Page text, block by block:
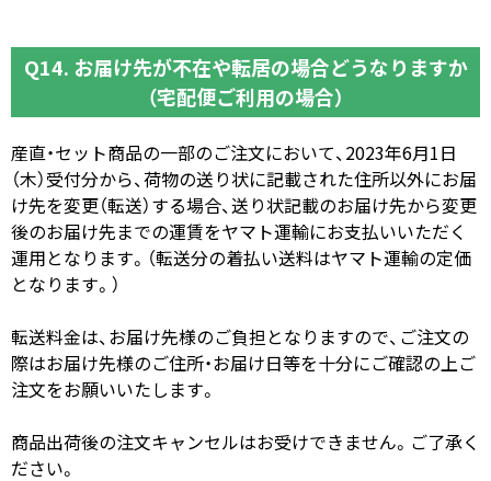
Q14. お届け先が不在や転居の場合どうなりますか
（宅配便ご利用の場合）
産直・セット商品の一部のご注文において、2023年6月1日
（木）受付分から、荷物の送り状に記載された住所以外にお届
け先を変更（転送）する場合、送り状記載のお届け先から変更
後のお届け先までの運賃をヤマト運輸にお支払いいただく
運用となります。（転送分の着払い送料はヤマト運輸の定価
となります。）
転送料金は、お届け先様のご負担となりますので、ご注文の
際はお届け先様のご住所・お届け日等を十分にご確認の上ご
注文をお願いいたします。
商品出荷後の注文キャンセルはお受けできません。ご了承く
ださい。